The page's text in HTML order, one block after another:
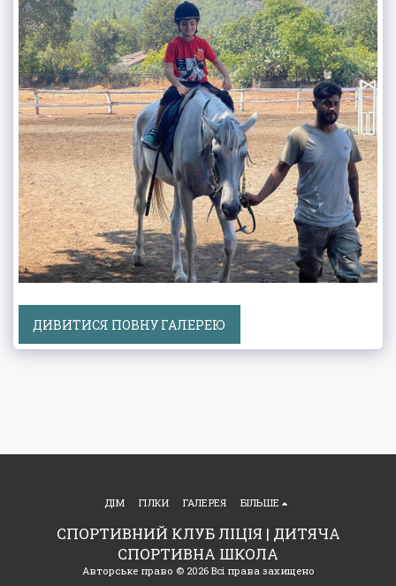
ДИВИТИСЯ ПОВНУ ГАЛЕРЕЮ
СПОРТИВНИЙ КЛУБ ЛІЦІЯ | ДИТЯЧА
СПОРТИВНА ШКОЛА
Авторське право © 2026 Всі права захищено
ДІМ ГІЛКИ ГАЛЕРЕЯ БІЛЬШЕ